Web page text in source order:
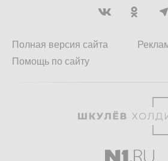
Полная версия сайта
Помощь по сайту